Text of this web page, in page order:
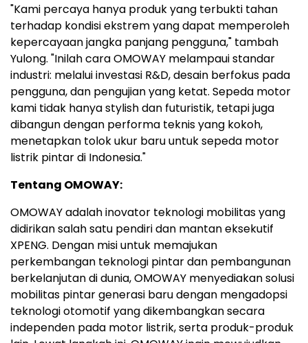
"Kami percaya hanya produk yang terbukti tahan
terhadap kondisi ekstrem yang dapat memperoleh
kepercayaan jangka panjang pengguna," tambah
Yulong. "Inilah cara OMOWAY melampaui standar
industri: melalui investasi R&D, desain berfokus pada
pengguna, dan pengujian yang ketat. Sepeda motor
kami tidak hanya stylish dan futuristik, tetapi juga
dibangun dengan performa teknis yang kokoh,
menetapkan tolok ukur baru untuk sepeda motor
listrik pintar di Indonesia."
Tentang OMOWAY:
OMOWAY adalah inovator teknologi mobilitas yang
didirikan salah satu pendiri dan mantan eksekutif
XPENG. Dengan misi untuk memajukan
perkembangan teknologi pintar dan pembangunan
berkelanjutan di dunia, OMOWAY menyediakan solusi
mobilitas pintar generasi baru dengan mengadopsi
teknologi otomotif yang dikembangkan secara
independen pada motor listrik, serta produk-produk